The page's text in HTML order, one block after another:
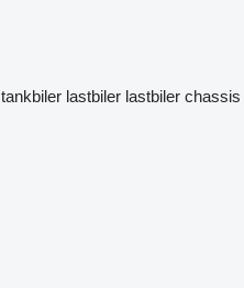
tankbiler lastbiler lastbiler chassis